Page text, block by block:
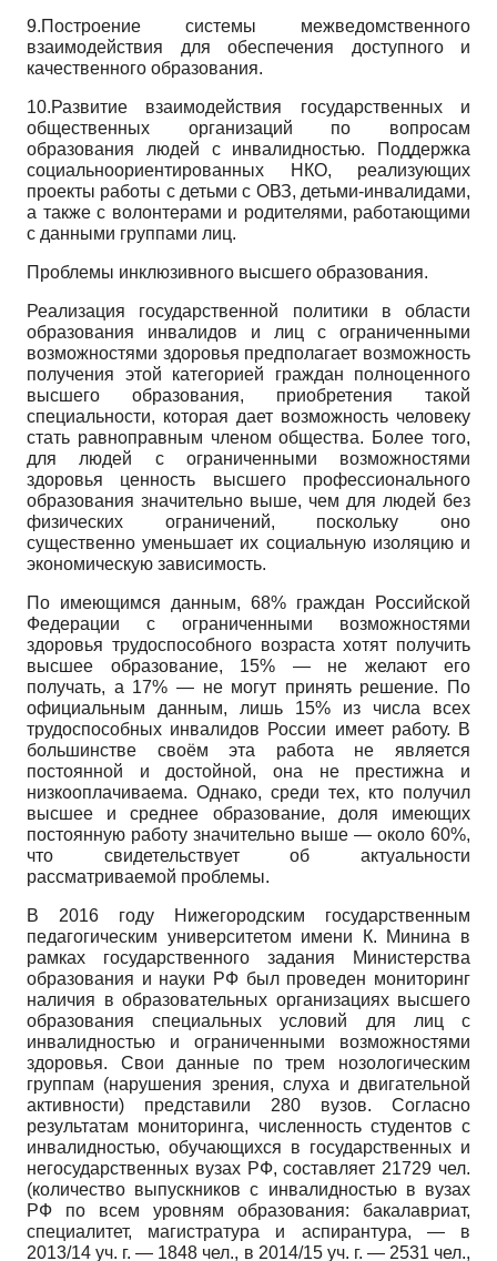
9.Построение системы межведомственного
взаимодействия для обеспечения доступного и
качественного образования.
10.Развитие взаимодействия государственных и
общественных организаций по вопросам
образования людей с инвалидностью. Поддержка
социально­ориентированных НКО, реализующих
проекты работы с детьми с ОВЗ, детьми-инвалидами,
а также с волонтерами и родителями, работающими
с данными группами лиц.
Проблемы инклюзивного высшего образования.
Реализация государственной политики в области
образования инвалидов и лиц с ограниченными
возможностями здоровья предполагает возможность
получения этой категорией граждан полноценного
высшего образования, приобретения такой
специальности, которая дает возможность человеку
стать равноправным членом общества. Более того,
для людей с ограниченными возможностями
здоровья ценность высшего профессионального
образования значительно выше, чем для людей без
физических ограничений, поскольку оно
существенно уменьшает их социальную изоляцию и
экономическую зависимость.
По имеющимся данным, 68% граждан Российской
Федерации с ограниченными возможностями
здоровья трудоспособного возраста хотят получить
высшее образование, 15% — не желают его
получать, а 17% — не могут принять решение. По
официальным данным, лишь 15% из числа всех
трудоспособных инвалидов России имеет работу. В
большинстве своём эта работа не является
постоянной и достойной, она не престижна и
низкооплачиваема. Однако, среди тех, кто получил
высшее и среднее образование, доля имеющих
постоянную работу значительно выше — около 60%,
что свидетельствует об актуальности
рассматриваемой проблемы.
В 2016 году Нижегородским государственным
педагогическим университетом имени К. Минина в
рамках государственного задания Министерства
образования и науки РФ был проведен мониторинг
наличия в образовательных организациях высшего
образования специальных условий для лиц с
инвалидностью и ограниченными возможностями
здоровья. Свои данные по трем нозологическим
группам (нарушения зрения, слуха и двигательной
активности) представили 280 вузов. Согласно
результатам мониторинга, численность студентов с
инвалидностью, обучающихся в государственных и
негосударственных вузах РФ, составляет 21729 чел.
(количество выпускников с инвалидностью в вузах
РФ по всем уровням образования: бакалавриат,
специалитет, магистратура и аспирантура, — в
2013/14 уч. г. — 1848 чел., в 2014/15 уч. г. — 2531 чел.,